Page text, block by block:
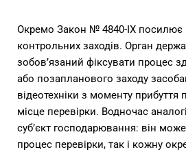
Окремо Закон № 4840-IX посилює
контрольних заходів. Орган
зобов’язаний фіксувати процес
або позапланового заходу
відеотехніки з моменту прибуття
місце перевірки. Водночас
суб’єкт господарювання: він
процес перевірки, так і кожну